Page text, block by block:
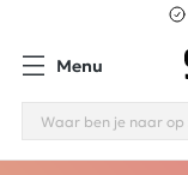
Menu